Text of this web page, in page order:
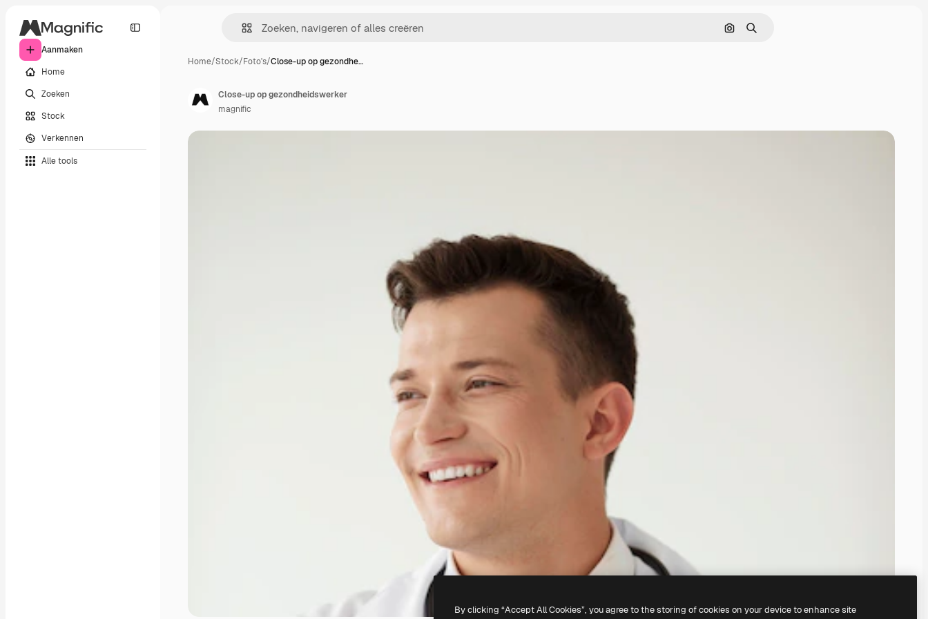
Aanmaken
Home
Zoeken
Stock
Verkennen
Alle tools
Zoeken op afbeelding
Zoeken
Home/Stock/Foto's/Close-up op gezondhe…
Close-up op gezondheidswerker
magnific
By clicking “Accept All Cookies”, you agree to the storing of cookies on your device to enhance site